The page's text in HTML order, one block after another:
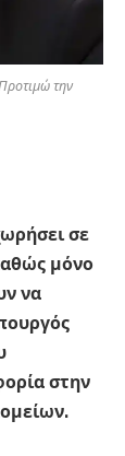
την
σε
μόνο
να
στην